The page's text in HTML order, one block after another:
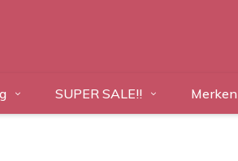
SUPER SALE!! Merken